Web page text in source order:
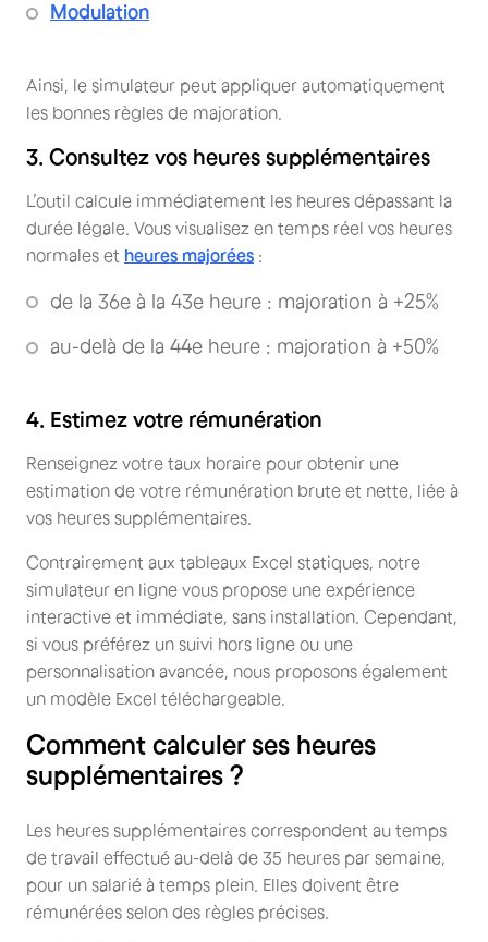
Modulation
Ainsi, le simulateur peut appliquer automatiquement
les bonnes règles de majoration.
3. Consultez vos heures supplémentaires
L’outil calcule immédiatement les heures dépassant la
durée légale. Vous visualisez en temps réel vos heures
normales et heures majorées :
de la 36e à la 43e heure : majoration à +25%
au-delà de la 44e heure : majoration à +50%
4. Estimez votre rémunération
Renseignez votre taux horaire pour obtenir une
estimation de votre rémunération brute et nette, liée à
vos heures supplémentaires.
Contrairement aux tableaux Excel statiques, notre
simulateur en ligne vous propose une expérience
interactive et immédiate, sans installation. Cependant,
si vous préférez un suivi hors ligne ou une
personnalisation avancée, nous proposons également
un modèle Excel téléchargeable.
Comment calculer ses heures
supplémentaires ?
Les heures supplémentaires correspondent au temps
de travail effectué au-delà de 35 heures par semaine,
pour un salarié à temps plein. Elles doivent être
rémunérées selon des règles précises.